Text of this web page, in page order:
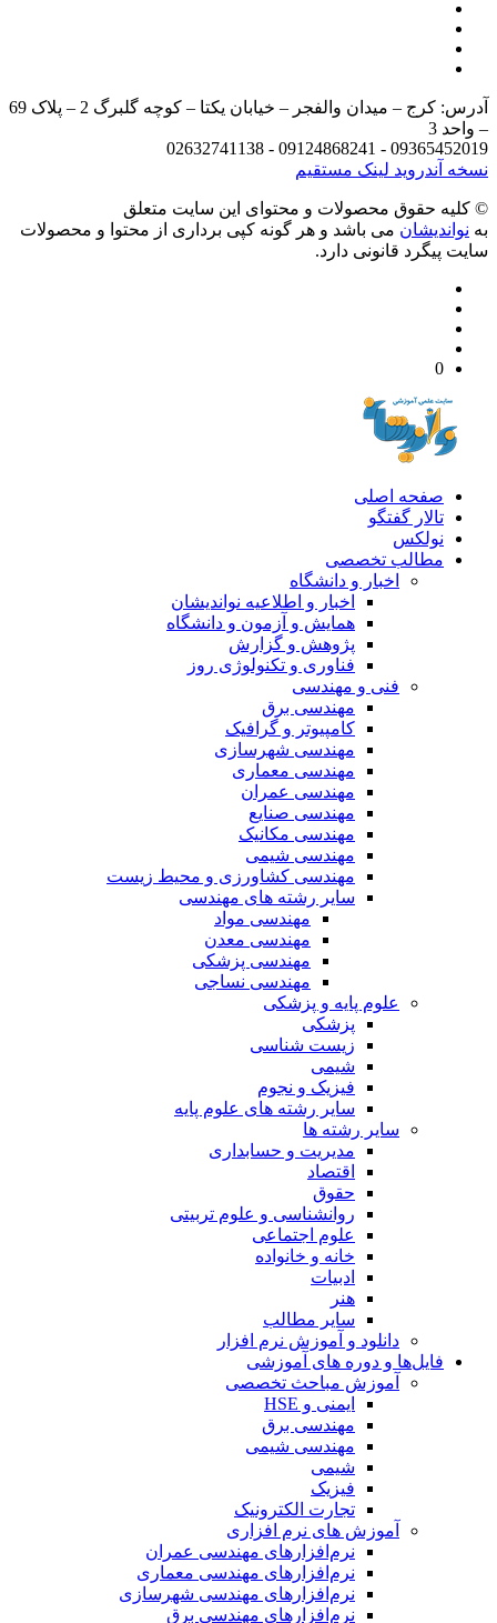
آدرس: کرج – میدان والفجر – خیابان یکتا – کوچه گلبرگ 2 – پلاک 69
3
09365452019 - 09124868241 -
آندرویدلینک مستقیم
حقوق محصولات و محتوای اين سایت متعلق
می باشد و هر گونه کپی برداری از محتوا و محصولات
پیگرد قانونی دارد.
صفحه اصلی
تالار گفتگو
نولکس
مطالب تخصصی
اخبار و دانشگاه
اخبار و اطلاعیه نواندیشان
همایش و آزمون و دانشگاه
پژوهش و گزارش
فناوری و تکنولوژی روز
فنی و مهندسی
مهندسی برق
کامپیوتر و گرافیک
مهندسی شهرسازی
مهندسی معماری
مهندسی عمران
مهندسی صنایع
مهندسی مکانیک
مهندسی شیمی
مهندسی کشاورزی و محیط زیست
سایر رشته های مهندسی
مهندسی مواد
مهندسی معدن
مهندسی پزشکی
مهندسی نساجی
علوم پایه و پزشکی
پزشکی
زیست شناسی
شیمی
فیزیک و نجوم
سایر رشته های علوم پایه
سایر رشته ها
مدیریت و حسابداری
اقتصاد
حقوق
روانشناسی و علوم تربیتی
علوم اجتماعی
خانه و خانواده
ادبیات
هنر
سایر مطالب
دانلود و آموزش نرم افزار
فایل‌ها و دوره های آموزشی
آموزش مباحث تخصصی
ایمنی و HSE
مهندسی برق
مهندسی شیمی
شیمی
فیزیک
تجارت الکترونیک
آموزش های نرم افزاری
نرم‌افزارهای مهندسی عمران
نرم‌افزارهای مهندسی معماری
نرم‌افزارهای مهندسی شهرسازی
نرم‌افزارهای مهندسی برق